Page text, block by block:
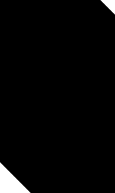
банковской картой.
подтверждение на